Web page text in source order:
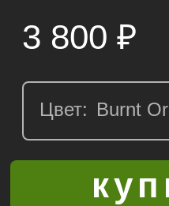
3 800 ₽
Цвет: